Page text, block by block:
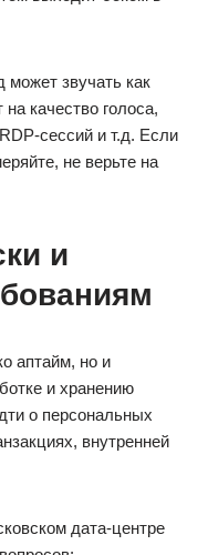
может звучать как
качество голоса,
сессий и т.д. Если
не верьте на
и
аптайм, но и
и хранению
о персональных
внутренней
дата-центре